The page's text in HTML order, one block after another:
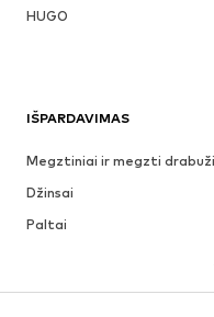
HUGO
IŠPARDAVIMAS
Megztiniai ir megzti
Džinsai
Paltai
Sijonai